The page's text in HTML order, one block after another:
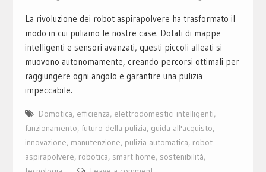
La rivoluzione dei robot aspirapolvere ha trasformato il
modo in cui puliamo le nostre case. Dotati di mappe
intelligenti e sensori avanzati, questi piccoli alleati si
muovono autonomamente, creando percorsi ottimali per
raggiungere ogni angolo e garantire una pulizia
impeccabile.
Domotica, efficienza, elettrodomestici intelligenti,
funzionamento, futuro della pulizia, guida all'acquisto,
innovazione, manutenzione, pulizia automatica, robot
aspirapolvere, robotica, smart home, sostenibilità,